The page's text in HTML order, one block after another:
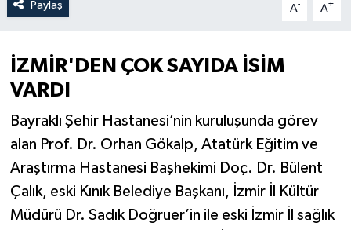
Paylaş A- A+
İZMİR'DEN ÇOK SAYIDA İSİM
VARDI
Bayraklı Şehir Hastanesi’nin kuruluşunda görev
alan Prof. Dr. Orhan Gökalp, Atatürk Eğitim ve
Araştırma Hastanesi Başhekimi Doç. Dr. Bülent
Çalık, eski Kınık Belediye Başkanı, İzmir İl Kültür
Müdürü Dr. Sadık Doğruer’in ile eski İzmir İl sağlık